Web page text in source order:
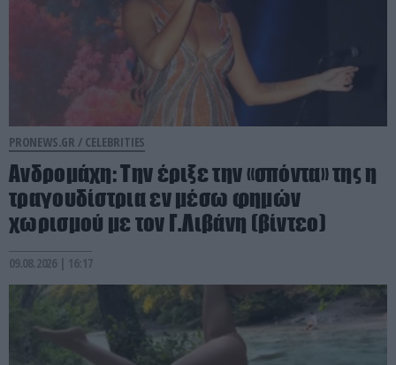
PRONEWS.GR / CELEBRITIES
Ανδρομάχη: Την έριξε την «σπόντα» της η
τραγουδίστρια εν μέσω φημών
χωρισμού με τον Γ.Λιβάνη (βίντεο)
09.08.2026 | 16:17